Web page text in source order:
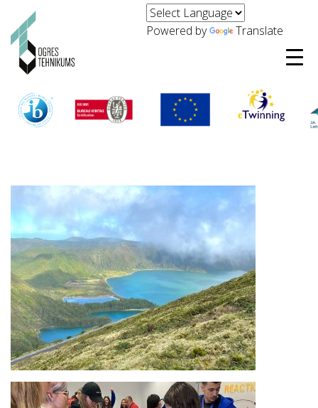
Powered by Translate